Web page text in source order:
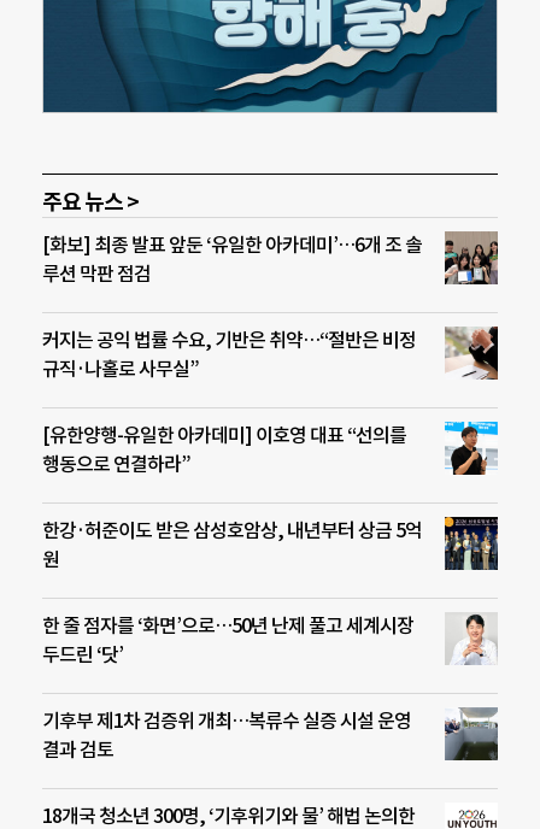
주요 뉴스 >
[화보] 최종 발표 앞둔 ‘유일한 아카데미’…6개 조 솔
루션 막판 점검
커지는 공익 법률 수요, 기반은 취약…“절반은 비정
규직·나홀로 사무실”
[유한양행-유일한 아카데미] 이호영 대표 “선의를
행동으로 연결하라”
한강·허준이도 받은 삼성호암상, 내년부터 상금 5억
원
한 줄 점자를 ‘화면’으로…50년 난제 풀고 세계시장
두드린 ‘닷’
기후부 제1차 검증위 개최…복류수 실증 시설 운영
결과 검토
18개국 청소년 300명, ‘기후위기와 물’ 해법 논의한